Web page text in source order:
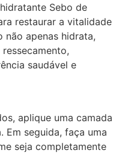
Sebo de
restaurar a vitalidade
não apenas hidrata,
saudável e
aplique uma camada
Em seguida, faça uma
seja completamente